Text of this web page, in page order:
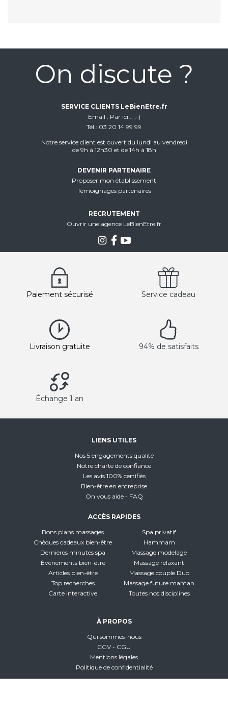
On discute ?
SERVICE CLIENTS LeBienEtre.fr
Email
Par ici... ;-)
Tél
03 20 14 99 99
Notre service client est ouvert du lundi au vendredi
de 9h à 12h30 et de 14h à 18h
DEVENIR PARTENAIRE
Proposer mon établissement
Témoignages partenaires
RECRUTEMENT
Ouvrir une agence LeBienEtre.fr
Paiement sécurisé Service cadeau
Livraison gratuite 94% de satisfaits
Échange 1 an
LIENS UTILES
Nos 5 engagements qualité
Notre charte de confiance
Les avis 100% certifiés
Bien-être en entreprise
On vous aide - FAQ
ACCÈS RAPIDES
Bons plans massages
Chèques cadeaux bien-être
Dernières minutes spa
Évènements bien-être
Articles bien-être
Top recherches
Carte interactive
Spa privatif
Hammam
Massage modelage
Massage relaxant
Massage couple Duo
Massage future maman
Toutes nos disciplines
À PROPOS
Qui sommes-nous
CGV - CGU
Mentions légales
Politique de confidentialité